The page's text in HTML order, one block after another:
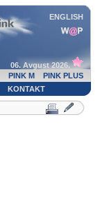
ENGLISH
06. Avgust 2026.
PINK M
PINK PLUS
KONTAKT